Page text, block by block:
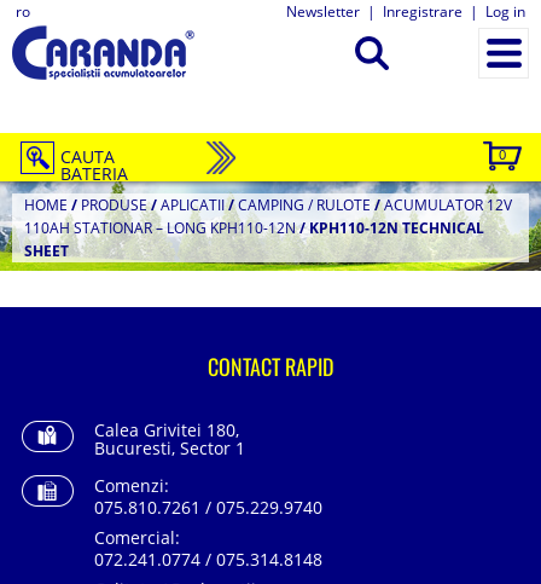
ro Newsletter | Inregistrare | Log in
0
CAUTA
BATERIA
HOME / PRODUSE/APLICATII/CAMPING / RULOTE /ACUMULATOR 12V
110AH STATIONAR – LONG KPH110-12N/KPH110-12N TECHNICAL
SHEET
CONTACT RAPID
Calea Grivitei 180,
Bucuresti, Sector 1
Comenzi:
075.810.7261 / 075.229.9740
Comercial:
072.241.0774 / 075.314.8148